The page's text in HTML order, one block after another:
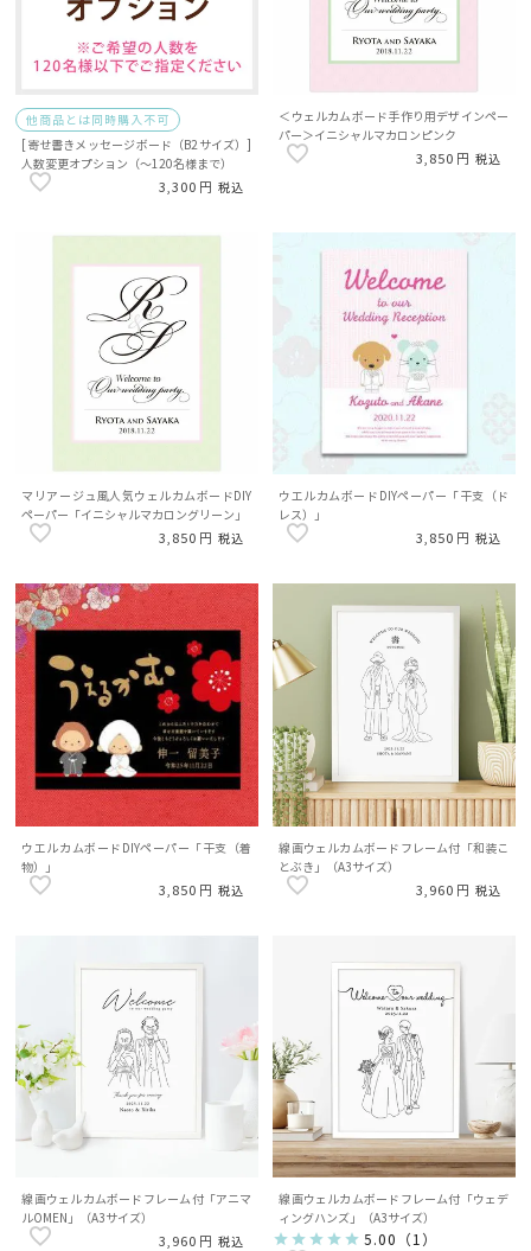
他商品とは同時購入不可
[寄せ書きメッセージボード（B2サイズ）]
人数変更オプション（～120名様まで）
3,300 税込
＜ウェルカムボード手作り用デザインペー
パー＞イニシャルマカロンピンク
3,850 税込
マリアージュ風人気ウェルカムボードDIY
ペーパー「イニシャルマカロングリーン」
3,850 税込
ウエルカムボードDIYペーパー「干支（ド
レス）」
3,850 税込
ウエルカムボードDIYペーパー「干支（着
物）」
3,850 税込
線画ウェルカムボードフレーム付「和装こ
とぶき」（A3サイズ）
3,960 税込
線画ウェルカムボードフレーム付「アニマ
ルOMEN」（A3サイズ）
3,960 税込
線画ウェルカムボードフレーム付「ウェデ
ィングハンズ」（A3サイズ）
5.00 （ 1 ）